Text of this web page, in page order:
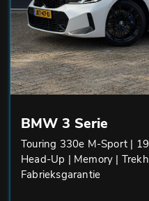
BMW 3 Serie
Touring 330e M-Sport |
Head-Up | Memory |
Fabrieksgarantie